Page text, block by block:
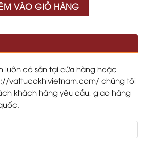
VÀO GIỎ HÀNG
luôn có sẵn tại cửa hàng hoặc
vattucokhivietnam.com/ chúng tôi
khách hàng yêu cầu, giao hàng